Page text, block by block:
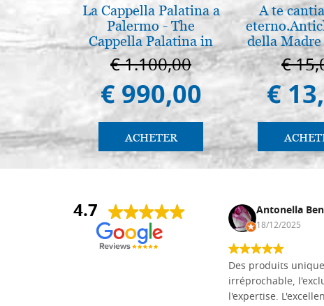
La Cappella Palatina a
Palermo - The
Cappella Palatina in
Palermo
€ 1.100,00
€ 990,00
ACHETER
A te
della
Vladimir e
(libro-cal.
€
€
4.7
Daniel Vandewalle Antonella
18/12/2025
Des produits
irréprochable,
l'expertise.